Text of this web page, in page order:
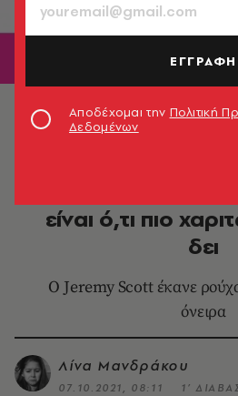
είναι ό,τι πιο
δει
Ο Jeremy Scott έκανε
όνειρα
Λίνα Μανδράκου
07.10.2021, 08:11 1’
ΕΓΓΡΑΦΗ
Αποδέχομαι την Πολιτική
Δεδομένων